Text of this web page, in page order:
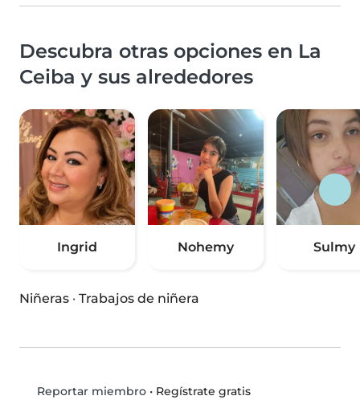
Descubra otras opciones en La
Ceiba y sus alrededores
Ingrid Nohemy Sulmy
Niñeras · Trabajos de niñera
Reportar miembro• Regístrate gratis